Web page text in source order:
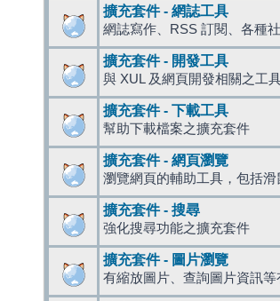
擴充套件 - 網誌工具
網誌寫作、RSS 訂閱、各種
擴充套件 - 開發工具
與 XUL 及網頁開發相關之工
擴充套件 - 下載工具
幫助下載檔案之擴充套件
擴充套件 - 網頁瀏覽
瀏覽網頁的輔助工具，包括滑
擴充套件 - 搜尋
強化搜尋功能之擴充套件
擴充套件 - 圖片瀏覽
有縮放圖片、查詢圖片資訊